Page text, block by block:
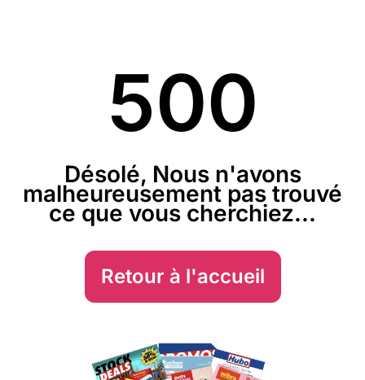
500
Désolé, Nous n'avons
malheureusement pas trouvé
ce que vous cherchiez...
Retour à l'accueil